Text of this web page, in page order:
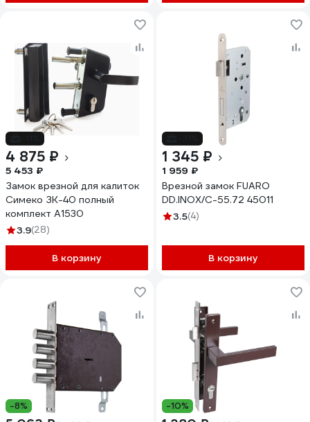
4 875 ₽
5 453 ₽
Замок врезной для калиток
Симеко ЗК-40 полный
комплект А1530
3.9(28)
В корзину
1 345 ₽
1 959 ₽
Врезной замок FUARO
DD.INOX/C-55.72 45011
3.5(4)
В корзину
-8% -10%